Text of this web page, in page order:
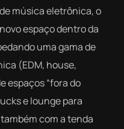
música eletrônica, o
espaço dentro da
uma gama de
(EDM, house,
espaços “fora do
e lounge para
com a tenda